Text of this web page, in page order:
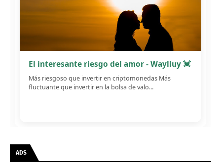
El interesante riesgo del amor - Waylluy 💓
Más riesgoso que invertir en criptomonedas Más
fluctuante que invertir en la bolsa de valo...
ADS